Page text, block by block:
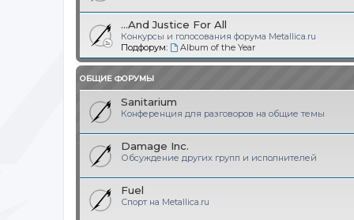
...And Justice For All
Конкурсы и голосования форума Metallica.ru
Подфорум:
Album of the Year
ОБЩИЕ ФОРУМЫ
Sanitarium
Конференция для разговоров на общие темы
Damage Inc.
Обсуждение других групп и исполнителей
Fuel
Спорт на Metallica.ru